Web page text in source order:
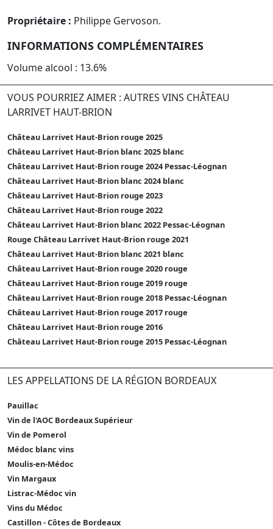
Propriétaire : Philippe Gervoson.
INFORMATIONS COMPLÉMENTAIRES
Volume alcool : 13.6%
VOUS POURRIEZ AIMER : AUTRES VINS CHÂTEAU
LARRIVET HAUT-BRION
Château Larrivet Haut-Brion rouge 2025
Château Larrivet Haut-Brion blanc 2025 blanc
Château Larrivet Haut-Brion rouge 2024 Pessac-Léognan
Château Larrivet Haut-Brion blanc 2024 blanc
Château Larrivet Haut-Brion rouge 2023
Château Larrivet Haut-Brion rouge 2022
Château Larrivet Haut-Brion blanc 2022 Pessac-Léognan
Rouge Château Larrivet Haut-Brion rouge 2021
Château Larrivet Haut-Brion blanc 2021 blanc
Château Larrivet Haut-Brion rouge 2020 rouge
Château Larrivet Haut-Brion rouge 2019 rouge
Château Larrivet Haut-Brion rouge 2018 Pessac-Léognan
Château Larrivet Haut-Brion rouge 2017 rouge
Château Larrivet Haut-Brion rouge 2016
Château Larrivet Haut-Brion rouge 2015 Pessac-Léognan
LES APPELLATIONS DE LA RÉGION BORDEAUX
Pauillac
Vin de l'AOC Bordeaux Supérieur
Vin de Pomerol
Médoc blanc vins
Moulis-en-Médoc
Vin Margaux
Listrac-Médoc vin
Vins du Médoc
Castillon - Côtes de Bordeaux